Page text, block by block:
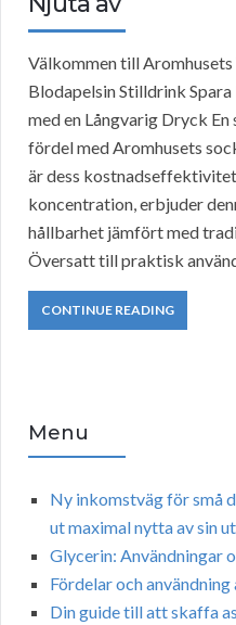
Välkommen till
Blodapelsin Stilldrink
med en Långvarig Dryck
fördel med Aromhusets
är dess
koncentration, erbjuder
hållbarhet jämfört med
Översatt till praktisk
CONTINUE READING
Menu
Ny inkomstväg för små
ut maximal nytta av sin
Glycerin: Användningar
Fördelar och
Din guide till att skaffa